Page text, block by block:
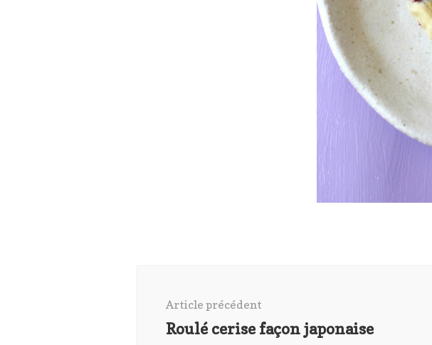
Article précédent
Roulé cerise façon japonaise